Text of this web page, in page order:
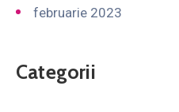
februarie 2023
Categorii